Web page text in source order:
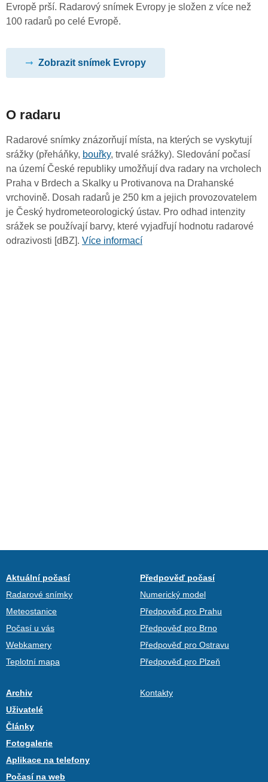
Evropě prší. Radarový snímek Evropy je složen z více než
100 radarů po celé Evropě.
Zobrazit snímek Evropy
O radaru
Radarové snímky znázorňují místa, na kterých se vyskytují
srážky (přeháňky, bouřky, trvalé srážky). Sledování počasí
na území České republiky umožňují dva radary na vrcholech
Praha v Brdech a Skalky u Protivanova na Drahanské
vrchovině. Dosah radarů je 250 km a jejich provozovatelem
je Český hydrometeorologický ústav. Pro odhad intenzity
srážek se používají barvy, které vyjadřují hodnotu radarové
odrazivosti [dBZ]. Více informací
Aktuální počasí
Radarové snímky
Meteostanice
Počasí u vás
Webkamery
Teplotní mapa
Předpověď počasí
Numerický model
Předpověď pro Prahu
Předpověď pro Brno
Předpověď pro Ostravu
Předpověď pro Plzeň
Archiv
Uživatelé
Články
Fotogalerie
Aplikace na telefony
Počasí na web
Kontakty